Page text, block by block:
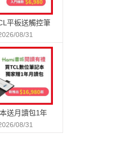
平板送觸控筆
08/31
送月讀包1年
08/31